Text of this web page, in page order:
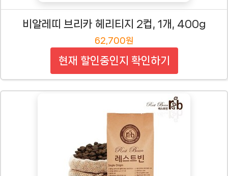
비알레띠 브리카 헤리티지 2컵, 1개, 400g
62,700원
현재 할인중인지 확인하기